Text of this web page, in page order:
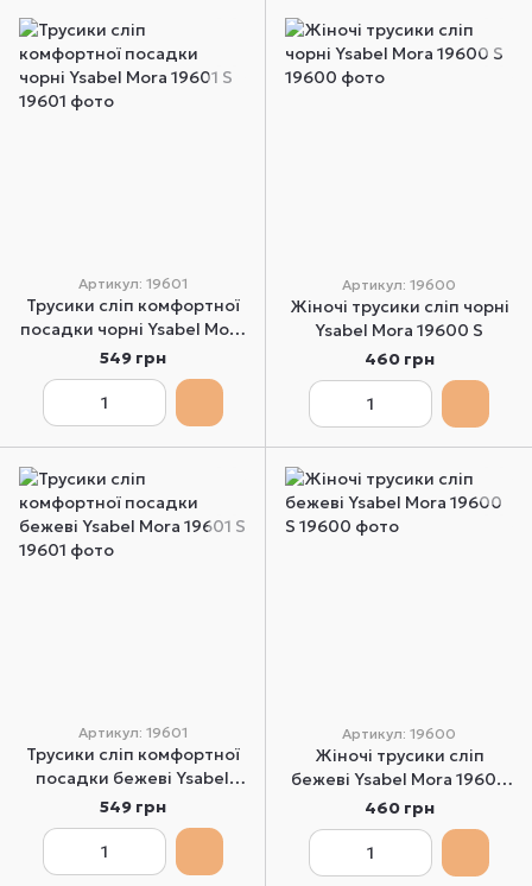
Артикул: 19601
Трусики сліп комфортної
посадки чорні Ysabel Mora
19601 S
549 грн
Артикул: 19600
Жіночі трусики сліп чорні
Ysabel Mora 19600 S
460 грн
Артикул: 19601
Трусики сліп комфортної
посадки бежеві Ysabel
Mora 19601 S
549 грн
Артикул: 19600
Жіночі трусики сліп
бежеві Ysabel Mora 19600
S
460 грн